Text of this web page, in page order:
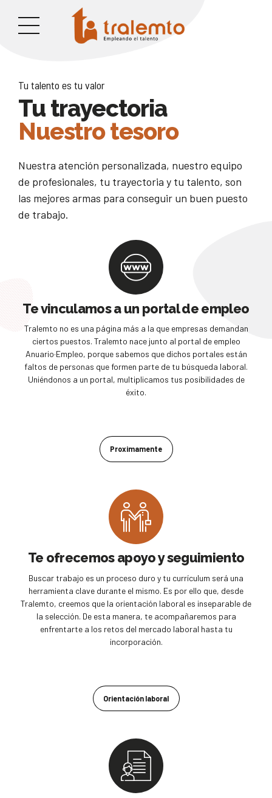
Tu talento es tu valor
Tu trayectoria
Nuestro tesoro
Nuestra atención personalizada, nuestro equipo
de profesionales, tu trayectoria y tu talento, son
las mejores armas para conseguir un buen puesto
de trabajo.
Te vinculamos a un portal de empleo
Tralemto no es una página más a la que empresas demandan
ciertos puestos. Tralemto nace junto al portal de empleo
Anuario·Empleo, porque sabemos que dichos portales están
faltos de personas que formen parte de tu búsqueda laboral.
Uniéndonos a un portal, multiplicamos tus posibilidades de
éxito.
Proximamente
Te ofrecemos apoyo y seguimiento
Buscar trabajo es un proceso duro y tu currículum será una
herramienta clave durante el mismo. Es por ello que, desde
Tralemto, creemos que la orientación laboral es inseparable de
la selección. De esta manera, te acompañaremos para
enfrentarte a los retos del mercado laboral hasta tu
incorporación.
Orientación laboral